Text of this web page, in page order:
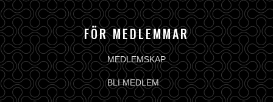
FÖR MEDLEMMAR
MEDLEMSKAP
BLI MEDLEM